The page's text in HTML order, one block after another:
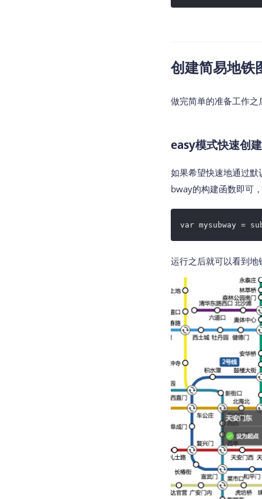
创建简易地铁
做完简单的准备工作
easy模式快速创
如果希望快速地通过
bway的构建函数即可
var mysubway =
运行之后就可以看到地